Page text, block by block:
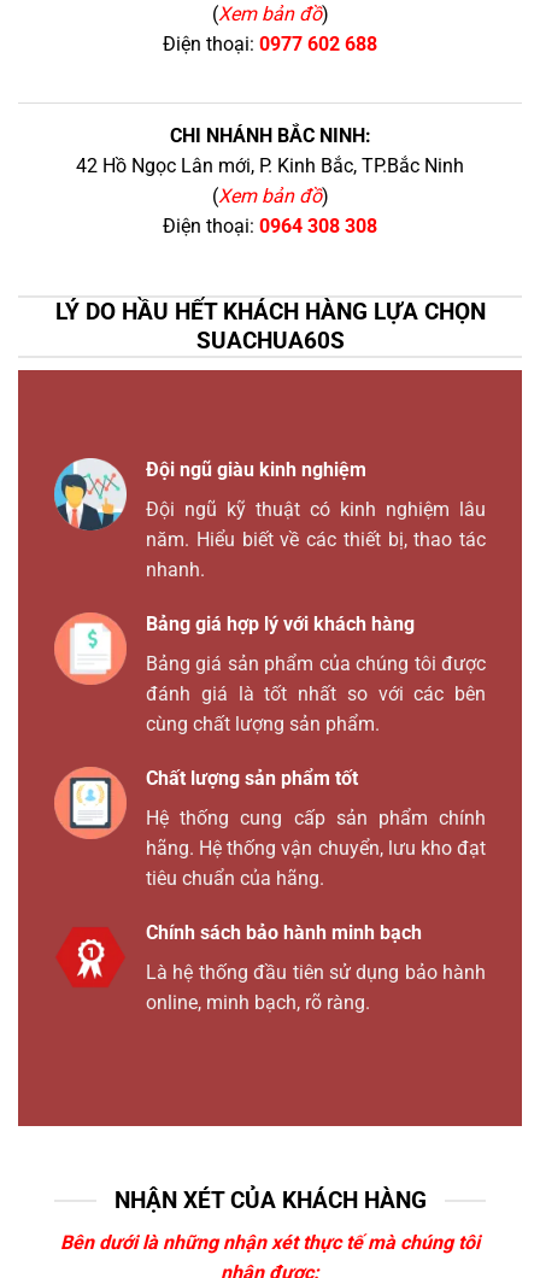
(Xem bản đồ)
Điện thoại: 0977 602 688
CHI NHÁNH BẮC NINH:
42 Hồ Ngọc Lân mới, P. Kinh Bắc, TP.Bắc Ninh
(Xem bản đồ)
Điện thoại: 0964 308 308
LÝ DO HẦU HẾT KHÁCH HÀNG LỰA CHỌN
SUACHUA60S
Đội ngũ giàu kinh nghiệm
Đội ngũ kỹ thuật có kinh nghiệm lâu
năm. Hiểu biết về các thiết bị, thao tác
nhanh.
Bảng giá hợp lý với khách hàng
Bảng giá sản phẩm của chúng tôi được
đánh giá là tốt nhất so với các bên
cùng chất lượng sản phẩm.
Chất lượng sản phẩm tốt
Hệ thống cung cấp sản phẩm chính
hãng. Hệ thống vận chuyển, lưu kho đạt
tiêu chuẩn của hãng.
Chính sách bảo hành minh bạch
Là hệ thống đầu tiên sử dụng bảo hành
online, minh bạch, rõ ràng.
NHẬN XÉT CỦA KHÁCH HÀNG
Bên dưới là những nhận xét thực tế mà chúng tôi
nhận được: